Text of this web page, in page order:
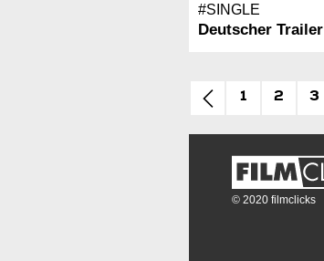
#SINGLE
Deutscher Trailer
1 2 3
© 2020 filmclicks